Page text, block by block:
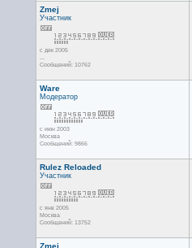
Zmej
Участник
с дек 2005
...
Сообщений: 10762
Ware
Модератор
с июн 2003
Москва
Сообщений: 9866
Rulez Reloaded
Участник
с янв 2005
Москва
Сообщений: 13752
Zmej